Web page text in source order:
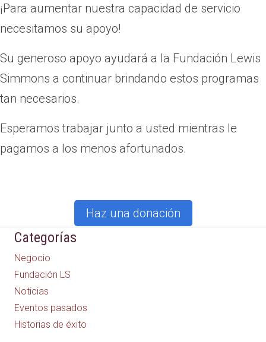
¡Para aumentar nuestra capacidad de servicio
necesitamos su apoyo!
Su generoso apoyo ayudará a la Fundación Lewis
Simmons a continuar brindando estos programas
tan necesarios.
Esperamos trabajar junto a usted mientras le
pagamos a los menos afortunados.
Haz una donación
Categorías
Negocio
Fundación LS
Noticias
Eventos pasados
Historias de éxito